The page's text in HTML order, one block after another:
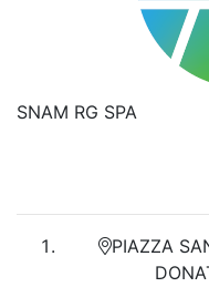
SNAM RG SPA
PIAZZA